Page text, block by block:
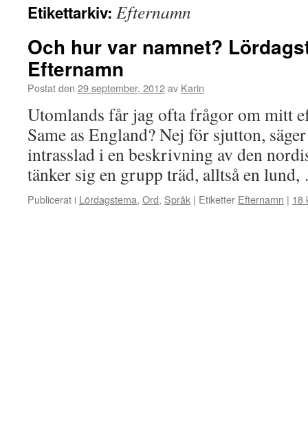
Etikettarkiv: Efternamn
Och hur var namnet?
Efternamn
Postat den 29 september, 2012av Karin
Utomlands får jag ofta frågor om mitt
Same as England? Nej för sjutton,
intrasslad i en beskrivning av den
tänker sig en grupp träd, alltså en
Publicerat i Lördagstema, Ord, Språk | Etiketter Efternamn | 18